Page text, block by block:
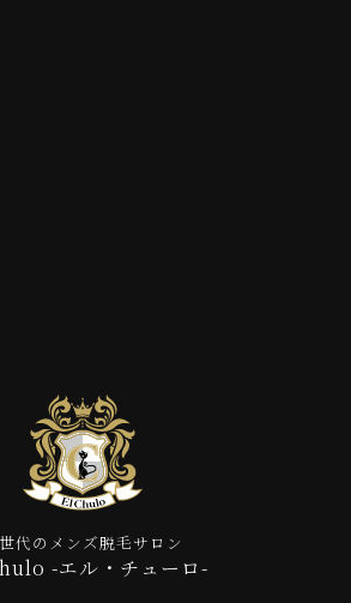
代のメンズ脱毛サロン
-エル・チューロ-